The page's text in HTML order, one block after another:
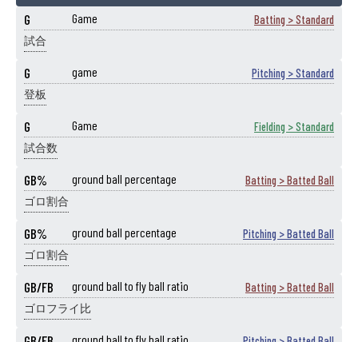
G Game Batting > Standard
試合
G game Pitching > Standard
登板
G Game Fielding > Standard
試合数
GB% ground ball percentage Batting > Batted Ball
ゴロ割合
GB% ground ball percentage Pitching > Batted Ball
ゴロ割合
GB/FB ground ball to fly ball ratio Batting > Batted Ball
ゴロフライ比